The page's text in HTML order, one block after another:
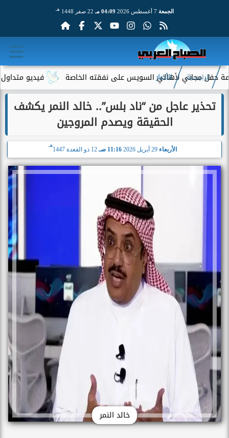
الجمعة 7 أغسطس 2026 04:09 مـ 22 صفر 1448 هـ
فيديو متداول لسيدة لأهالي السويس على نفقته الخاصة
الرئيسية الأخبار
تحذير عاجل من “ناد بلس”.. خالد النمر يكشف
الحقيقة ويصدم المروجين
الأربعاء 29 أبريل 2026 11:16 صـ 12 ذو القعدة 1447
هـ
خالد النمر